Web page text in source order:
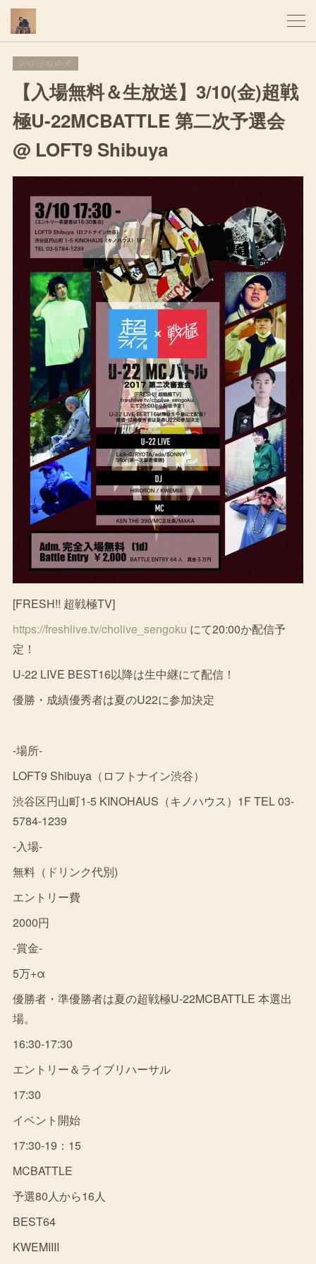
2017.03.09 16:06
【入場無料＆生放送】3/10(金)超戦
極U-22MCBATTLE 第二次予選会
@ LOFT9 Shibuya
[FRESH!! 超戦極TV]
https://freshlive.tv/cholive_sengoku にて20:00か配信予
定！
U-22 LIVE BEST16以降は生中継にて配信！
優勝・成績優秀者は夏のU22に参加決定
-場所-
LOFT9 Shibuya（ロフトナイン渋谷）
渋谷区円山町1-5 KINOHAUS（キノハウス）1F TEL 03-
5784-1239
-入場-
無料（ドリンク代別)
エントリー費
2000円
-賞金-
5万+α
優勝者・準優勝者は夏の超戦極U-22MCBATTLE 本選出
場。
16:30-17:30
エントリー＆ライブリハーサル
17:30
イベント開始
17:30-19：15
MCBATTLE
予選80人から16人
BEST64
KWEMIIII